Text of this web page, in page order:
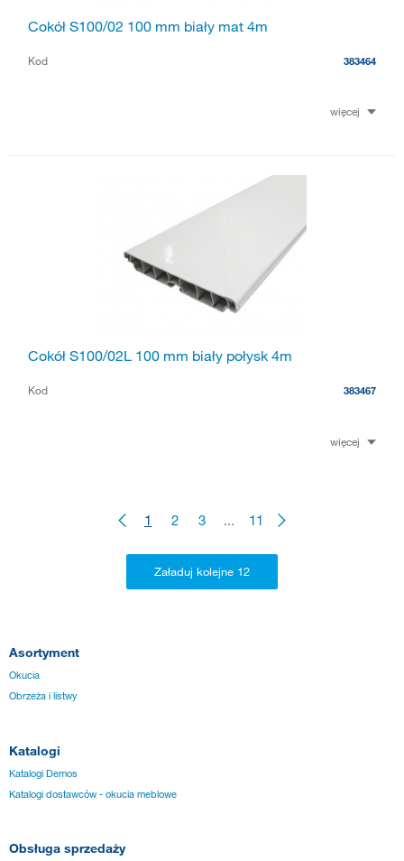
Cokół S100/02 100 mm biały mat 4m
Kod 383464
więcej
Cokół S100/02L 100 mm biały połysk 4m
Kod 383467
więcej
1 2 3 ... 11
Asortyment
Okucia
Obrzeża i listwy
Katalogi
Katalogi Demos
Katalogi dostawców - okucia meblowe
Obsługa sprzedaży